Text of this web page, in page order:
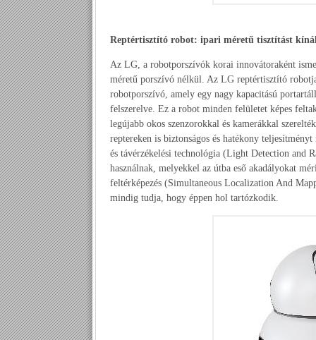
Reptértisztító robot: ipari méretű tisztítást
Az LG, a robotporszívók korai innovátoraként
méretű porszívó nélkül. Az LG reptértisztító
robotporszívó, amely egy nagy kapacitású
felszerelve. Ez a robot minden felületet képes
legújabb okos szenzorokkal és kamerákkal
reptereken is biztonságos és hatékony
és távérzékelési technológia (Light Detection
használnak, melyekkel az útba eső akadályokat
feltérképezés (Simultaneous Localization And
mindig tudja, hogy éppen hol tartózkodik.